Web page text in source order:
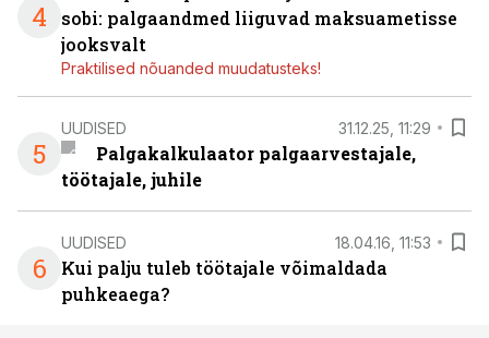
4
sobi: palgaandmed liiguvad maksuametisse
jooksvalt
Praktilised nõuanded muudatusteks!
5
UUDISED 31.12.25, 11:29
Palgakalkulaator palgaarvestajale,
töötajale, juhile
6
UUDISED 18.04.16, 11:53
Kui palju tuleb töötajale võimaldada
puhkeaega?